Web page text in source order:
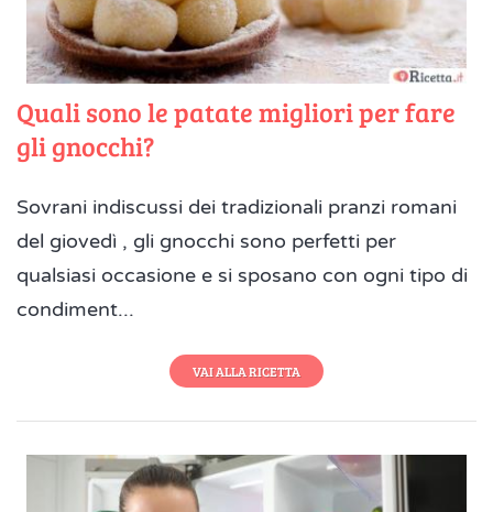
Quali sono le patate migliori per fare
gli gnocchi?
Sovrani indiscussi dei tradizionali pranzi romani
del giovedì , gli gnocchi sono perfetti per
qualsiasi occasione e si sposano con ogni tipo di
condiment...
VAI ALLA RICETTA